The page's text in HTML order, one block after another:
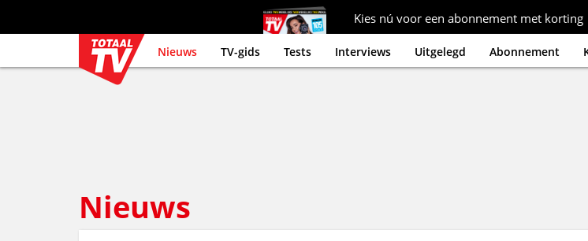
Kies nú voor een abonnement met korting
Nieuws TV-gids Tests Interviews Uitgelegd Abonnement
Nieuws